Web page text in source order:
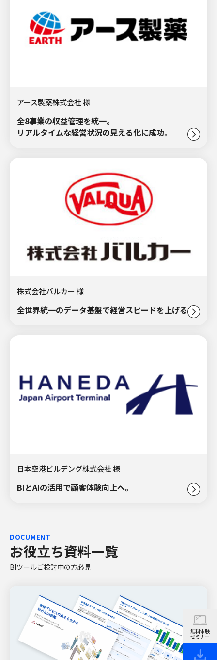
無料体験
セミナー
アース製薬株式会社 様
全8事業の収益管理を統一。
リアルタイムな経営状況の見える化に成功。
株式会社バルカー 様
全世界統一のデータ基盤で経営スピードを上げる。
日本空港ビルデング株式会社 様
BIとAIの活用で顧客体験向上へ。
DOCUMENT
お役立ち資料一覧
BIツールご検討中の方必見